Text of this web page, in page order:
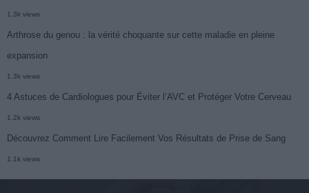
1.3k views
Arthrose du genou : la vérité choquante sur cette maladie en pleine
expansion
1.3k views
4 Astuces de Cardiologues pour Éviter l’AVC et Protéger Votre Cerveau
1.2k views
Découvrez Comment Lire Facilement Vos Résultats de Prise de Sang
1.1k views